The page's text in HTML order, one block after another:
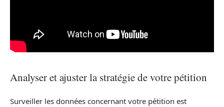
Analyser et ajuster la stratégie de votre pétition
Surveiller les données concernant votre pétition est